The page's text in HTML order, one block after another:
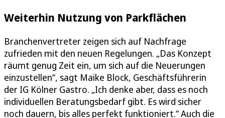
Weiterhin Nutzung von Parkflächen
Branchenvertreter zeigen sich auf Nachfrage
zufrieden mit den neuen Regelungen. „Das Konzept
räumt genug Zeit ein, um sich auf die Neuerungen
einzustellen“, sagt Maike Block, Geschäftsführerin
der IG Kölner Gastro. „Ich denke aber, dass es noch
individuellen Beratungsbedarf gibt. Es wird sicher
noch dauern, bis alles perfekt funktioniert.“ Auch die